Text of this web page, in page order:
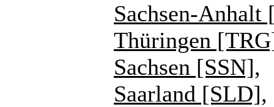
Sachsen-Anhalt
Thüringen
Sachsen [SSN],
Saarland [SLD],